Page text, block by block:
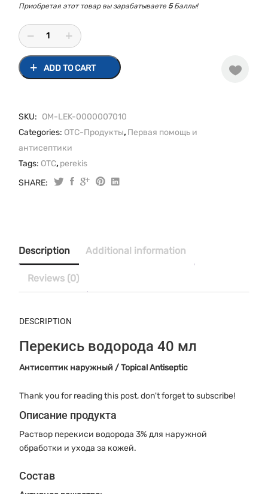
Приобретая этот товар вы зарабатываете 5Баллы!
quantity
ADD TO CART
SKU: ОМ-LEK-0000007010
Categories: OTC-Продукты, Первая помощь и
антисептики
Tags: OTC, perekis
SHARE:
Description Additional information
Reviews (0)
DESCRIPTION
Перекись водорода 40 мл
Антисептик наружный / Topical Antiseptic
Thank you for reading this post, don't forget to subscribe!
Описание продукта
Раствор перекиси водорода 3% для наружной
обработки и ухода за кожей.
Состав